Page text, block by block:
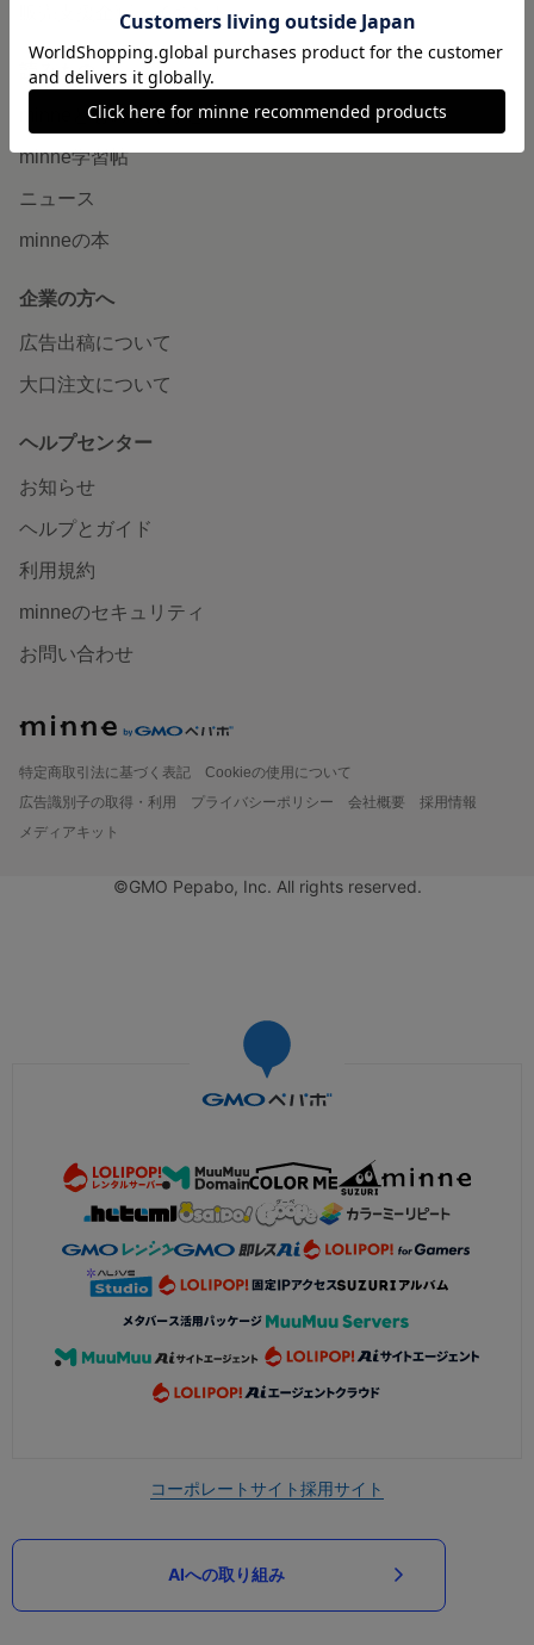
販売支援企画・イベント
読みもの
minneとものづくりと
minne学習帖
ニュース
minneの本
企業の方へ
広告出稿について
大口注文について
ヘルプセンター
お知らせ
ヘルプとガイド
利用規約
minneのセキュリティ
お問い合わせ
特定商取引法に基づく表記
Cookieの使用について
広告識別子の取得・利用
プライバシーポリシー 会社概要
採用情報
メディアキット
©GMO Pepabo, Inc. All rights reserved.
コーポレートサイト採用サイト
AIへの取り組み